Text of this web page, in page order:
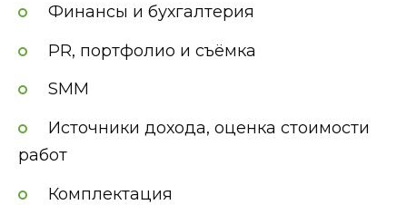
Финансы и бухгалтерия
PR, портфолио и съёмка
SMM
Источники дохода, оценка стоимости
работ
Комплектация